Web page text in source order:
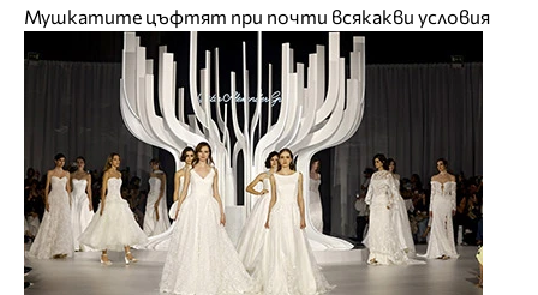
Мушкатите цъфтят при почти всякакви условия